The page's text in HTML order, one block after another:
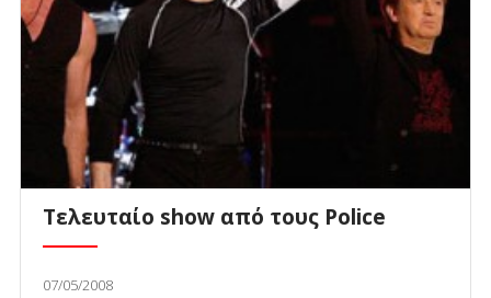
Τελευταίο show από τους Police
07/05/2008